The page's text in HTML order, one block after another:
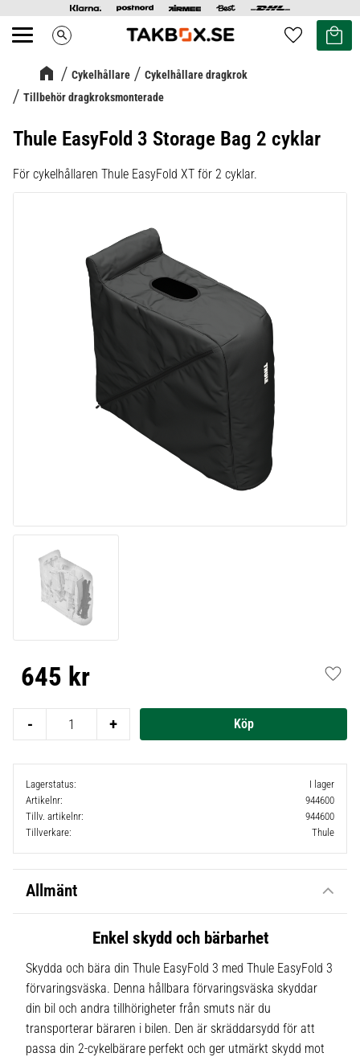
Meny search Favoriter
Kundvagn
Cykelhållare
Cykelhållare dragkrok
Tillbehör dragkroksmonterade
Thule EasyFold 3 Storage Bag 2 cyklar
För cykelhållaren Thule EasyFold XT för 2 cyklar.
645 kr
+
-
Lagerstatus
I lager
Artikelnr
944600
Tillv. artikelnr
944600
Tillverkare
Thule
Allmänt
Enkel skydd och bärbarhet
Skydda och bära din Thule EasyFold 3 med Thule EasyFold 3
förvaringsväska. Denna hållbara förvaringsväska skyddar
din bil och andra tillhörigheter från smuts när du
transporterar bäraren i bilen. Den är skräddarsydd för att
passa din 2-cykelbärare perfekt och ger utmärkt skydd mot